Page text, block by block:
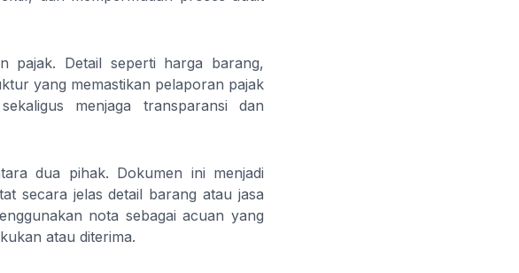
pajak. Detail seperti harga barang,
yang memastikan pelaporan pajak
menjaga transparansi dan
dua pihak. Dokumen ini menjadi
secara jelas detail barang atau jasa
nota sebagai acuan yang
atau diterima.